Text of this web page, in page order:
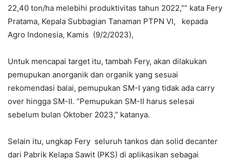
22,40 ton/ha melebihi produktivitas tahun 2022,”” kata Fery
Pratama, Kepala Subbagian Tanaman PTPN VI, kepada
Agro Indonesia, Kamis (9/2/2023),
Untuk mencapai target itu, tambah Fery, akan dilakukan
pemupukan anorganik dan organik yang sesuai
rekomendasi balai, pemupukan SM-I yang tidak ada carry
over hingga SM-II. “Pemupukan SM-II harus selesai
sebelum bulan Oktober 2023,” katanya.
Selain itu, ungkap Fery seluruh tankos dan solid decanter
dari Pabrik Kelapa Sawit (PKS) di aplikasikan sebagai